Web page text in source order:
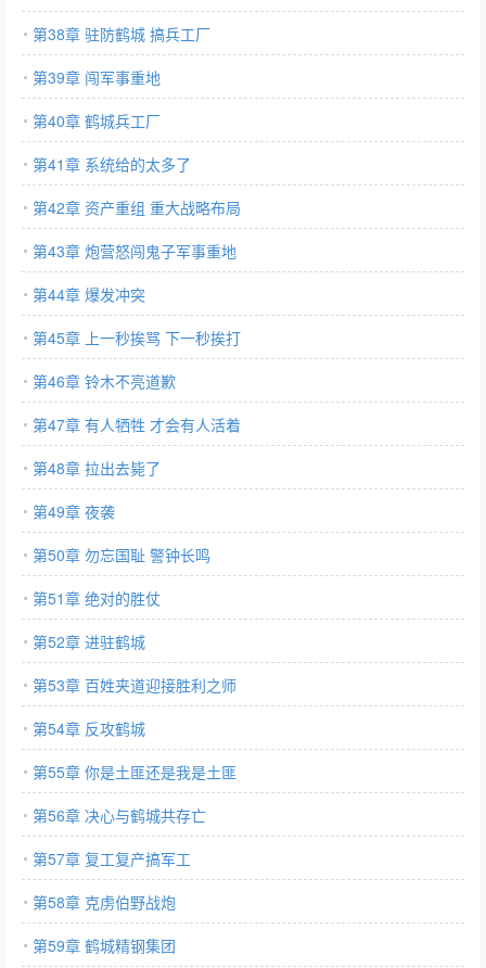
第38章 驻防鹤城 搞兵工厂
第39章 闯军事重地
第40章 鹤城兵工厂
第41章 系统给的太多了
第42章 资产重组 重大战略布局
第43章 炮营怒闯鬼子军事重地
第44章 爆发冲突
第45章 上一秒挨骂 下一秒挨打
第46章 铃木不亮道歉
第47章 有人牺牲 才会有人活着
第48章 拉出去毙了
第49章 夜袭
第50章 勿忘国耻 警钟长鸣
第51章 绝对的胜仗
第52章 进驻鹤城
第53章 百姓夹道迎接胜利之师
第54章 反攻鹤城
第55章 你是土匪还是我是土匪
第56章 决心与鹤城共存亡
第57章 复工复产搞军工
第58章 克虏伯野战炮
第59章 鹤城精钢集团